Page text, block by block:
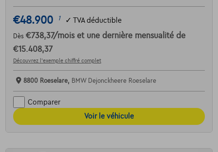
€48.900 1 ✓ TVA déductible
Dès €738,37/mois et une dernière mensualité de
€15.408,37
Découvrez l’exemple chiffré complet
8800 Roeselare, BMW Dejonckheere Roeselare
Comparer
Voir le véhicule